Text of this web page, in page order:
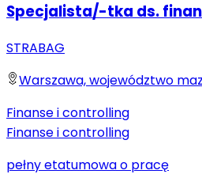
Specjalista/-tka ds.
STRABAG
Warszawa, województwo
Finanse i controlling
Finanse i controlling
pełny etatumowa o pracę